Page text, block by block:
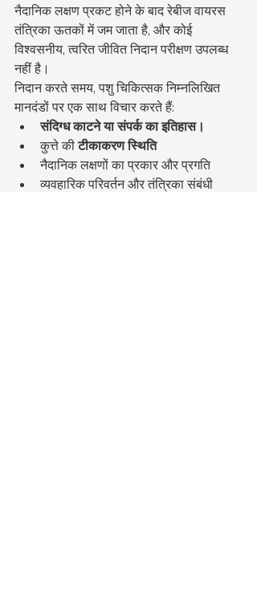
नैदानिक लक्षण प्रकट होने के बाद रेबीज वायरस
तंत्रिका ऊतकों में जम जाता है, और कोई
विश्वसनीय, त्वरित जीवित निदान परीक्षण उपलब्ध
नहीं है।
निदान करते समय, पशु चिकित्सक निम्नलिखित
मानदंडों पर एक साथ विचार करते हैं:
संदिग्ध काटने या संपर्क का इतिहास।
कुत्ते की टीकाकरण स्थिति
नैदानिक लक्षणों का प्रकार और प्रगति
व्यवहारिक परिवर्तन और तंत्रिका संबंधी